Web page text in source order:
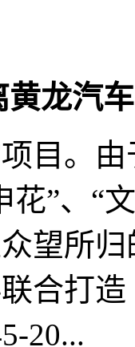
黄龙汽
目。
花”、“
望所
合打
20...